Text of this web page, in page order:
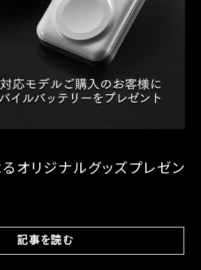
オリジナルグッズプレゼン
記事を読む